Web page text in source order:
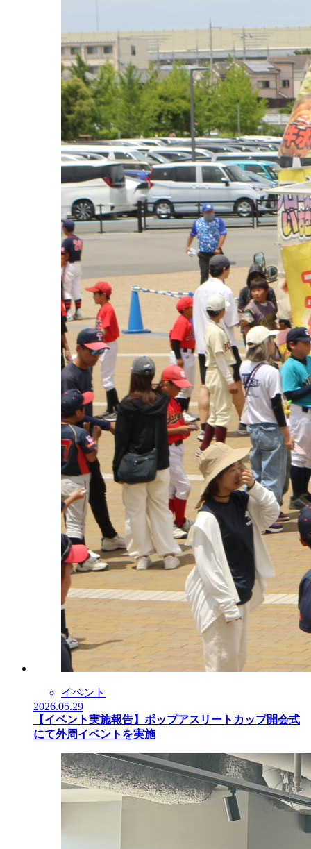
イベント
2026.05.29
【イベント実施報告】ポップアスリートカップ開会式
にて外周イベントを実施